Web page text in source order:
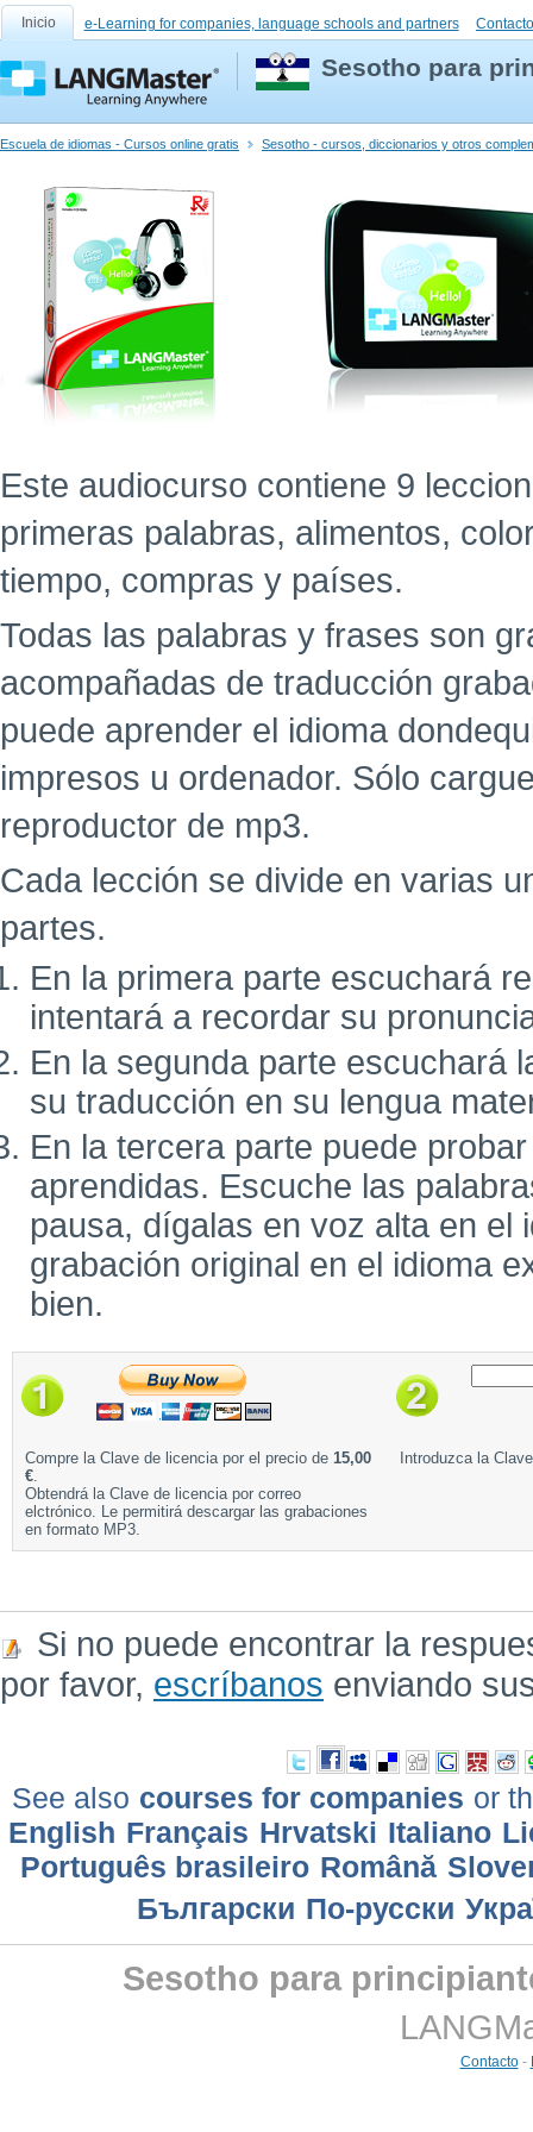
Inicio e-Learning for companies, language schools and partners Contacto
Sesotho para
Escuela de idiomas - Cursos online gratis Sesotho - cursos, diccionarios y otros
Este audiocurso contiene 9
primeras palabras, alimentos,
tiempo, compras y países.
Todas las palabras y frases son
acompañadas de traducción
puede aprender el idioma
impresos u ordenador. Sólo
reproductor de mp3.
Cada lección se divide en varias
partes.
En la primera parte escuchará
intentará a recordar su
En la segunda parte escuchará
su traducción en su lengua
En la tercera parte puede
aprendidas. Escuche las
pausa, dígalas en voz alta en el
grabación original en el idioma
bien.
Compre la Clave de licencia por el precio de 15,00
€.
Obtendrá la Clave de licencia por correo
elctrónico. Le permitirá descargar las grabaciones
en formato MP3.
Introduzca la
Si no puede encontrar la
por favor, escríbanos enviando
See also courses for companies or
English Français Hrvatski Italiano
Português brasileiro Română
Български По-русски
Sesotho para
Contacto-